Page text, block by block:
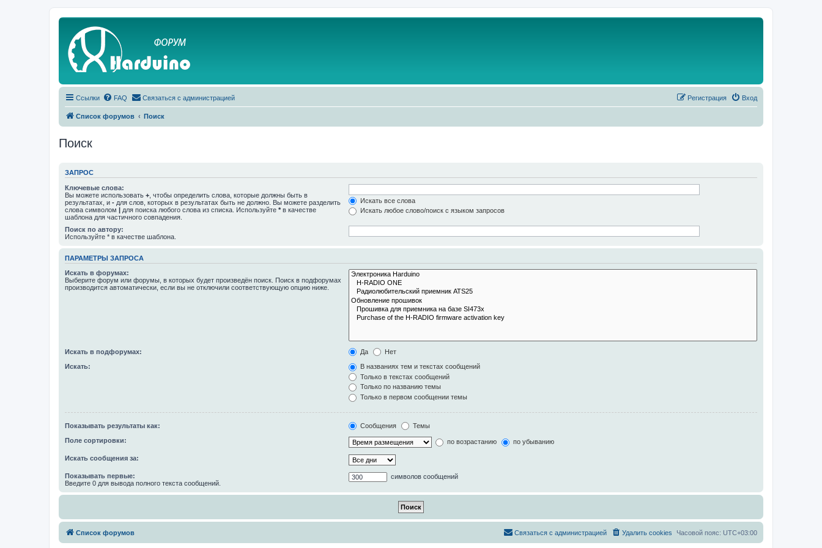
Ссылки FAQ Связаться с администрацией Вход
Регистрация
Список форумов Поиск
Поиск
ЗАПРОС
Ключевые слова:
Вы можете использовать + , чтобы определить слова, которые должны быть в
результатах, и - для слов, которых в результатах быть не должно. Вы можете разделить
слова символом | для поиска любого слова из списка. Используйте * в качестве
шаблона для частичного совпадения.
Искать все слова
Искать любое слово/поиск с языком запросов
Поиск по автору:
Используйте * в качестве шаблона.
ПАРАМЕТРЫ ЗАПРОСА
Искать в форумах:
Выберите форум или форумы, в которых будет произведён поиск. Поиск в подфорумах
производится автоматически, если вы не отключили соответствующую опцию ниже.
Искать в подфорумах: Да Нет
Искать:
В названиях тем и текстах сообщений
Только в текстах сообщений
Только по названию темы
Только в первом сообщении темы
Показывать результаты как: Сообщения Темы
Поле сортировки: по возрастанию по убыванию
Искать сообщения за:
Показывать первые:
Введите 0 для вывода полного текста сообщений.
символов сообщений
Список форумов Часовой пояс: UTC+03:00
Удалить cookies
Связаться с администрацией